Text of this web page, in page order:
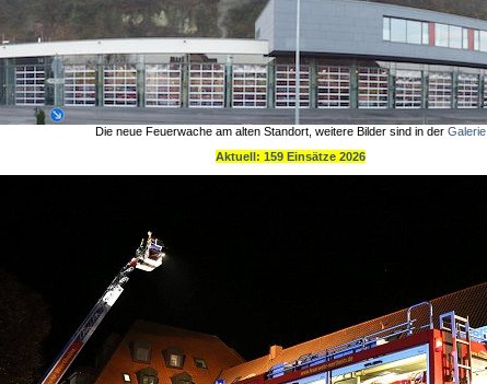
Die neue Feuerwache am alten Standort, weitere Bilder sind in der Galerie
Aktuell: 159 Einsätze 2026